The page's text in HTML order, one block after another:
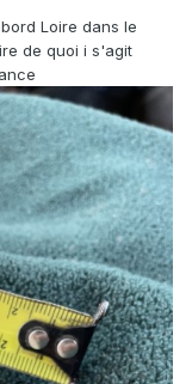
Loire dans le
de quoi i s'agit